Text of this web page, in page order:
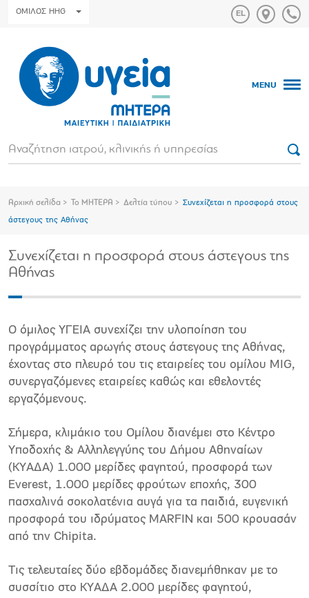
ΟΜΙΛΟΣ HHG
MENU
Αρχική σελίδα Το ΜΗΤΕΡΑ Δελτία τύπου Συνεχίζεται η προσφορά στους
άστεγους της Αθήνας
Συνεχίζεται η προσφορά στους άστεγους της
Αθήνας
Ο όμιλος ΥΓΕΙΑ συνεχίζει την υλοποίηση του
προγράμματος αρωγής στους άστεγους της Αθήνας,
έχοντας στο πλευρό του τις εταιρείες του ομίλου MIG,
συνεργαζόμενες εταιρείες καθώς και εθελοντές
εργαζόμενους.
Σήμερα, κλιμάκιο του Ομίλου διανέμει στο Κέντρο
Υποδοχής & Αλληλεγγύης του Δήμου Αθηναίων
(ΚΥΑΔΑ) 1.000 μερίδες φαγητού, προσφορά των
Everest, 1.000 μερίδες φρούτων εποχής, 300
πασχαλινά σοκολατένια αυγά για τα παιδιά, ευγενική
προσφορά του ιδρύματος MARFIN και 500 κρουασάν
από την Chipita.
Τις τελευταίες δύο εβδομάδες διανεμήθηκαν με το
συσσίτιο στο ΚΥΑΔΑ 2.000 μερίδες φαγητού,